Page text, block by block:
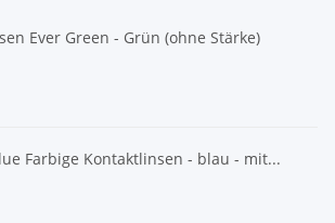
Ever Green - Grün (ohne Stärke)